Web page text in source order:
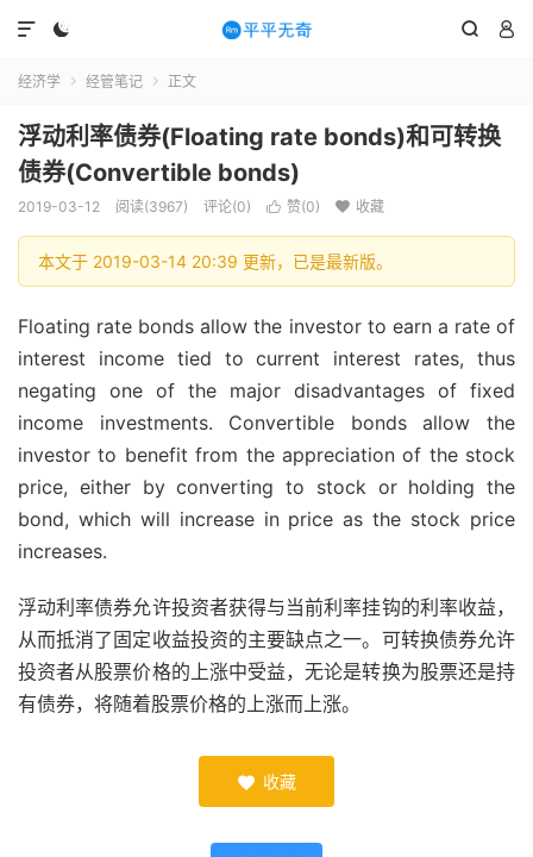
  

经济学  经管笔记  正文
浮动利率债券(Floating rate bonds)和可转换
债券(Convertible bonds)
2019-03-12 阅读(3967) 评论(0)  赞(0)  收藏
本文于 2019-03-14 20:39 更新，已是最新版。
Floating rate bonds allow the investor to earn a rate of
interest income tied to current interest rates, thus
negating one of the major disadvantages of fixed
income investments. Convertible bonds allow the
investor to benefit from the appreciation of the stock
price, either by converting to stock or holding the
bond, which will increase in price as the stock price
increases.
浮动利率债券允许投资者获得与当前利率挂钩的利率收益，
从而抵消了固定收益投资的主要缺点之一。可转换债券允许
投资者从股票价格的上涨中受益，无论是转换为股票还是持
有债券，将随着股票价格的上涨而上涨。
 收藏